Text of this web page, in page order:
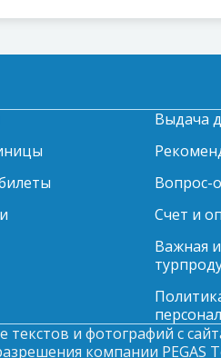
Выдача
Вопрос-
Счет и
Важная
текстов и фотографий с
компании PEGAS